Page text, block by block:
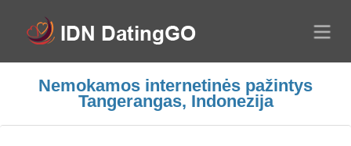
Nemokamos internetinės pažintys
Tangerangas, Indonezija